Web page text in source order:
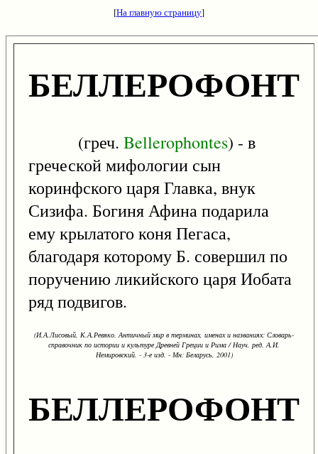
[На главную страницу]
БЕЛЛЕРОФОНТ
(греч. Bellerophontes) - в
греческой мифологии сын
коринфского царя Главка, внук
Сизифа. Богиня Афина подарила
ему крылатого коня Пегаса,
благодаря которому Б. совершил по
поручению ликийского царя Иобата
ряд подвигов.
(И.А.Лисовый, К.А.Ревяко. Античный мир в терминах, именах и названиях: Словарь-
справочник по истории и культуре Древней Греции и Рима / Науч. ред. А.И.
Немировский. - 3-е изд. - Мн: Беларусь, 2001)
БЕЛЛЕРОФОНТ